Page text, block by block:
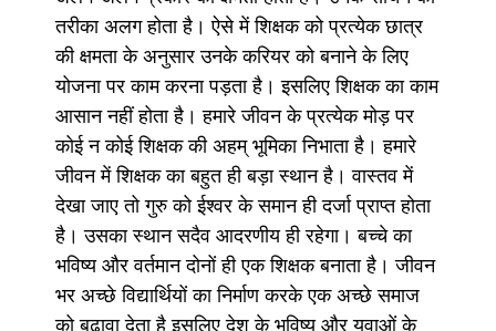
तरीका अलग होता है। ऐसे में शिक्षक को प्रत्येक छात्र
की क्षमता के अनुसार उनके करियर को बनाने के लिए
योजना पर काम करना पड़ता है। इसलिए शिक्षक का काम
आसान नहीं होता है। हमारे जीवन के प्रत्येक मोड़ पर
कोई न कोई शिक्षक की अहम् भूमिका निभाता है। हमारे
जीवन में शिक्षक का बहुत ही बड़ा स्थान है। वास्तव में
देखा जाए तो गुरु को ईश्वर के समान ही दर्जा प्राप्त होता
है। उसका स्थान सदैव आदरणीय ही रहेगा। बच्चे का
भविष्य और वर्तमान दोनों ही एक शिक्षक बनाता है। जीवन
भर अच्छे विद्यार्थियों का निर्माण करके एक अच्छे समाज
को बढ़ावा देता है इसलिए देश के भविष्य और युवाओं के